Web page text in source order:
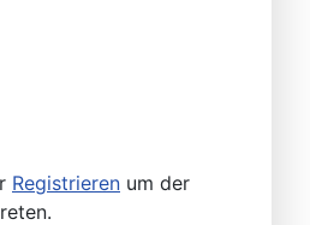
Registrieren um der